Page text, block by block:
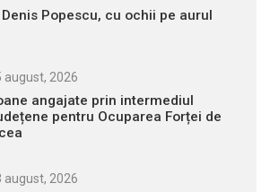
Denis Popescu, cu ochii pe aurul
august, 2026
angajate prin intermediul
pentru Ocuparea Forței de
august, 2026